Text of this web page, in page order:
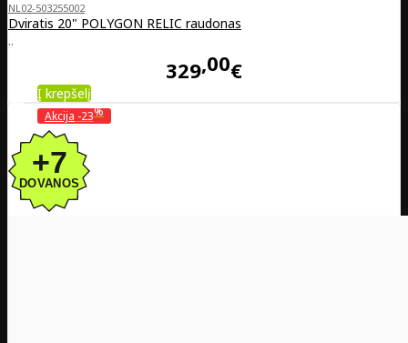
NL02-503255002
Dviratis 20" POLYGON RELIC raudonas
..
329 00€
Į krepšelį
Akcija -23%